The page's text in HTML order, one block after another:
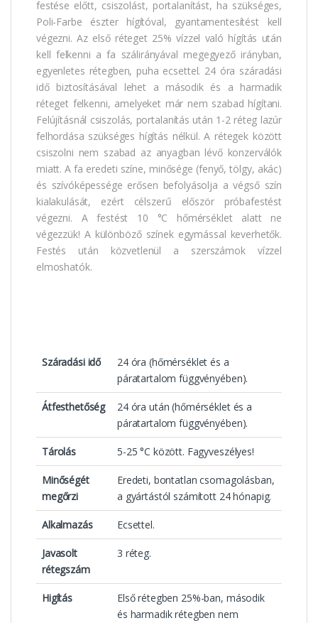
festése előtt, csiszolást, portalanítást, ha szükséges,
Poli-Farbe észter hígítóval, gyantamentesítést kell
végezni. Az első réteget 25% vízzel való hígítás után
kell felkenni a fa szálirányával megegyező irányban,
egyenletes rétegben, puha ecsettel. 24 óra száradási
idő biztosításával lehet a második és a harmadik
réteget felkenni, amelyeket már nem szabad hígítani.
Felújításnál csiszolás, portalanítás után 1-2 réteg lazúr
felhordása szükséges hígítás nélkül. A rétegek között
csiszolni nem szabad az anyagban lévő konzerválók
miatt. A fa eredeti színe, minősége (fenyő, tölgy, akác)
és szívóképessége erősen befolyásolja a végső szín
kialakulását, ezért célszerű először próbafestést
végezni. A festést 10 °C hőmérséklet alatt ne
végezzük! A különböző színek egymással keverhetők.
Festés után közvetlenül a szerszámok vízzel
elmoshatók.
Száradási idő
24 óra (hőmérséklet és a
páratartalom függvényében).
Átfesthetőség
24 óra után (hőmérséklet és a
páratartalom függvényében).
Tárolás 5-25 °C között. Fagyveszélyes!
Minőségét
megőrzi
Eredeti, bontatlan csomagolásban,
a gyártástól számított 24 hónapig.
Alkalmazás Ecsettel.
Javasolt
rétegszám
3 réteg.
Higítás
Első rétegben 25%-ban, második
és harmadik rétegben nem